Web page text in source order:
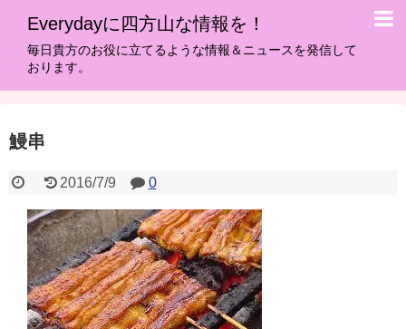
Everydayに四方山な情報を！
毎日貴方のお役に立てるような情報＆ニュースを発信して
おります。
鰻串
2016/7/9 0